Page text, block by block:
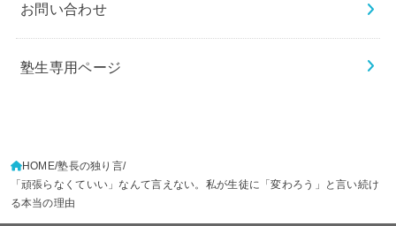
お問い合わせ
塾生専用ページ
HOME 塾長の独り言
「頑張らなくていい」なんて言えない。私が生徒に「変わろう」と言い続け
る本当の理由